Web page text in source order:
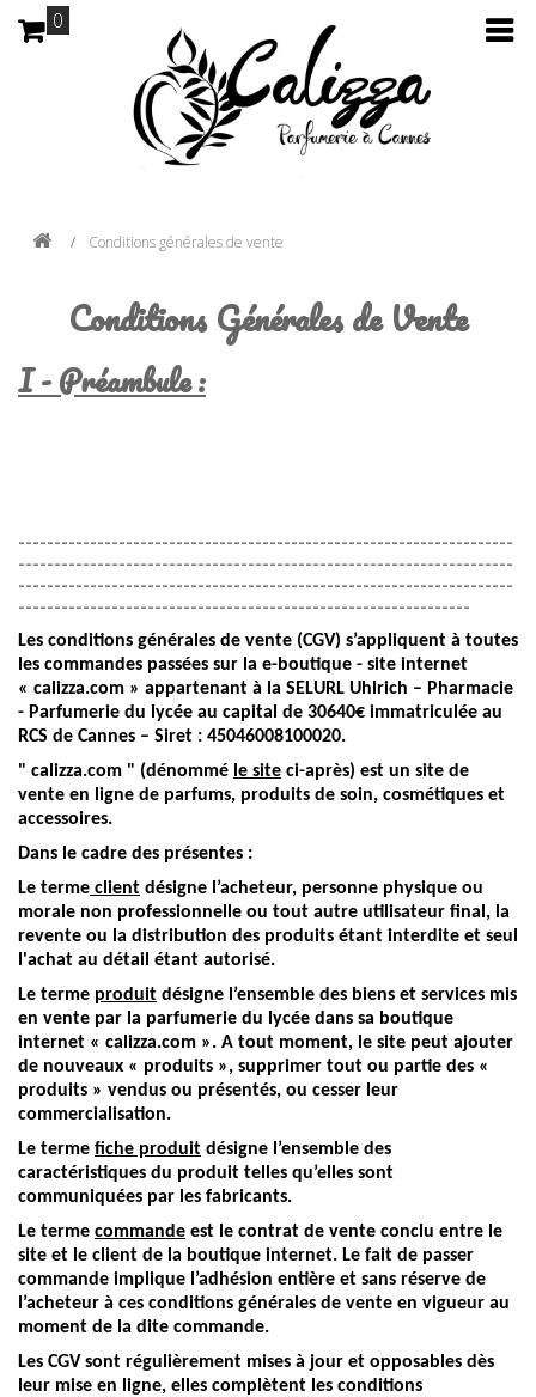
0
Conditions générales de vente
Conditions Générales de Vente
I - Préambule :
---------------------------------------------------------------------
---------------------------------------------------------------------
---------------------------------------------------------------------
---------------------------------------------------------------
Les conditions générales de vente (CGV) s’appliquent à toutes
les commandes passées sur la e-boutique - site internet
« calizza.com » appartenant à la SELURL Uhlrich – Pharmacie
- Parfumerie du lycée au capital de 30640€ immatriculée au
RCS de Cannes – Siret : 45046008100020.
" calizza.com " (dénommé le site ci-après) est un site de
vente en ligne de parfums, produits de soin, cosmétiques et
accessoires.
Dans le cadre des présentes :
Le terme client désigne l’acheteur, personne physique ou
morale non professionnelle ou tout autre utilisateur final, la
revente ou la distribution des produits étant interdite et seul
l'achat au détail étant autorisé.
Le terme produit désigne l’ensemble des biens et services mis
en vente par la parfumerie du lycée dans sa boutique
internet « calizza.com ». A tout moment, le site peut ajouter
de nouveaux « produits », supprimer tout ou partie des «
produits » vendus ou présentés, ou cesser leur
commercialisation.
Le terme fiche produit désigne l’ensemble des
caractéristiques du produit telles qu’elles sont
communiquées par les fabricants.
Le terme commande est le contrat de vente conclu entre le
site et le client de la boutique internet. Le fait de passer
commande implique l’adhésion entière et sans réserve de
l’acheteur à ces conditions générales de vente en vigueur au
moment de la dite commande.
Les CGV sont régulièrement mises à jour et opposables dès
leur mise en ligne, elles complètent les conditions